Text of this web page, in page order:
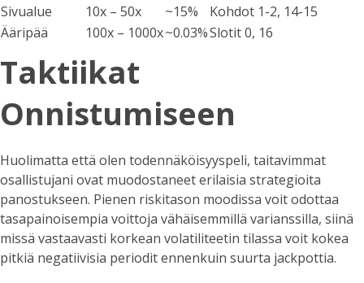
Sivualue
10x – 50x ~15%
Kohdot 1-2, 14-15
Ääripää
100x – 1000x~0.03%Slotit 0, 16
Taktiikat
Onnistumiseen
Huolimatta että olen todennäköisyyspeli, taitavimmat
osallistujani ovat muodostaneet erilaisia strategioita
panostukseen. Pienen riskitason moodissa voit odottaa
tasapainoisempia voittoja vähäisemmillä varianssilla, siinä
missä vastaavasti korkean volatiliteetin tilassa voit kokea
pitkiä negatiivisia periodit ennenkuin suurta jackpottia.